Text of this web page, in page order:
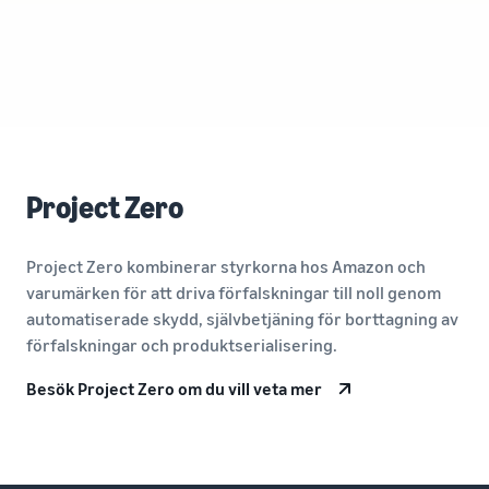
Project Zero
Project Zero kombinerar styrkorna hos Amazon och
varumärken för att driva förfalskningar till noll genom
automatiserade skydd, självbetjäning för borttagning av
förfalskningar och produktserialisering.
Besök Project Zero om du vill veta mer